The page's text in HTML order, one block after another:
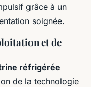
grâce à un
soignée.
et de
réfrigérée
de la technologie